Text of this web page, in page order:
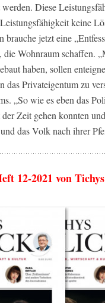
Diese
keine
jetzt eine
Wohnraum schaffen.
haben, sollen
das Privateigentum zu
„So wie es eben das
Zeit gehen konnten
das Volk nach ihrer
12-2021 von